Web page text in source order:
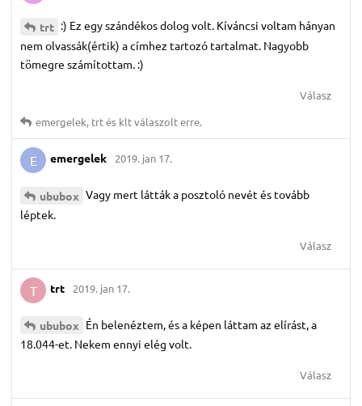
trt :) Ez egy szándékos dolog volt. Kíváncsi voltam hányan
nem olvassák(értik) a címhez tartozó tartalmat. Nagyobb
tömegre számítottam. :)
Válasz
emergelek, trtés kltválaszolt erre.
E emergelek 2019. jan 17.
ububox Vagy mert látták a posztoló nevét és tovább
léptek.
Válasz
T trt 2019. jan 17.
ububox Én belenéztem, és a képen láttam az elírást, a
18.044-et. Nekem ennyi elég volt.
Válasz